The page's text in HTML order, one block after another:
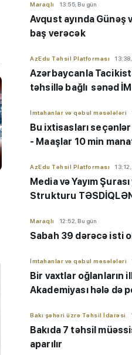
Maraqlı 13:55, Bu gün
Avqust ayında Günəş
baş verəcək
AzEdu Təhsil Platforması
Azərbaycanla
təhsillə bağlı sənəd
İmtahanlar və qəbul məsələləri
Bu ixtisasları
- Maaşlar 10 min
AzEdu Təhsil Platforması
Media və Yayım
Strukturu
Maraqlı 12:52, Bu gün
Sabah 39 dərəcə isti
İmtahanlar və qəbul məsələləri
Bir vaxtlar oğlanların
Akademiyası hələ də
Bakı şəhəri üzrə Təhsil İdarəsi
Bakıda 7 təhsil
aparılır